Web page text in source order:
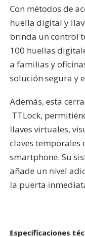
Con métodos de
huella digital y
brinda un control
100 huellas
a familias y
solución segura y
Además, esta
TTLock,
llaves virtuales,
claves temporales
smartphone. Su
añade un nivel
la puerta
Especificaciones